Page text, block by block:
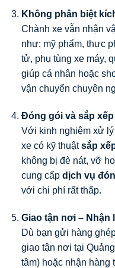
Không phân biệt
Chành xe vẫn nhận
như: mỹ phẩm, thực
tử, phụ tùng xe máy,
giúp cá nhân hoặc
vận chuyển chuyên
Đóng gói và sắp
Với kinh nghiệm xử
xe có kỹ thuậtsắp
không bị đè nát, vỡ
cung cấp dịch vụ
với chi phí rất thấp.
Giao tận nơi – Nhận
Dù bạn gửi hàng
giao tận nơi tại
tâm) hoặc nhận hàng